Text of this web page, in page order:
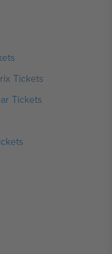
Tickets
Tickets